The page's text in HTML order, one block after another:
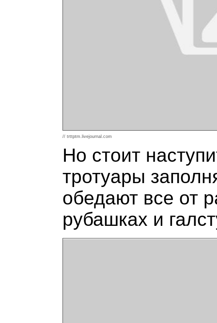
// trttptm.livejournal.com
Но стоит
тротуары
обедают все от
рубашках и